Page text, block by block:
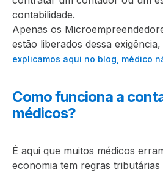
contabilidade.
Apenas os
estão liberados dessa
explicamos aqui no blog, médico
Como funciona a
médicos?
É aqui que muitos médicos
economia tem regras